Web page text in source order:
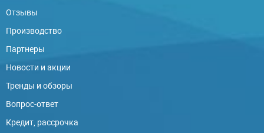
Отзывы
Производство
Партнеры
Новости и акции
Тренды и обзоры
Вопрос-ответ
Кредит, рассрочка